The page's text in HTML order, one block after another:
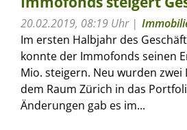
20.02.2019, 08:19 Uhr
Im ersten Halbjahr des
konnte der Immofonds seinen
Mio. steigern. Neu wurden zwei
dem Raum Zürich in das
Änderungen gab es im...